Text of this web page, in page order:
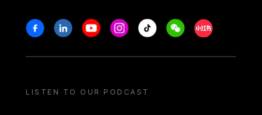
Stay in touch
FacebookLinkedinYoutubeInstagram
Tiktok WeechatXiaohongshu/
LISTEN TO OUR PODCAST